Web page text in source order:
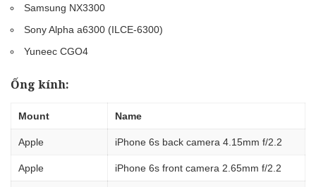
Samsung NX3300
Sony Alpha a6300 (ILCE-6300)
Yuneec CGO4
Ống kính:
Mount Name
Apple iPhone 6s back camera 4.15mm f/2.2
Apple iPhone 6s front camera 2.65mm f/2.2